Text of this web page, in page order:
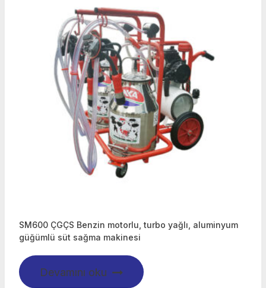
SM600 ÇGÇS Benzin motorlu, turbo yağlı, aluminyum
güğümlü süt sağma makinesi
Devamını oku